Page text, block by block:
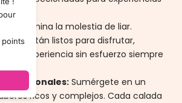
Elimina la molestia de liar.
Rolls están listos para disfrutar,
una experiencia sin esfuerzo siempre
Sumérgete en un
ricos y complejos. Cada calada
points